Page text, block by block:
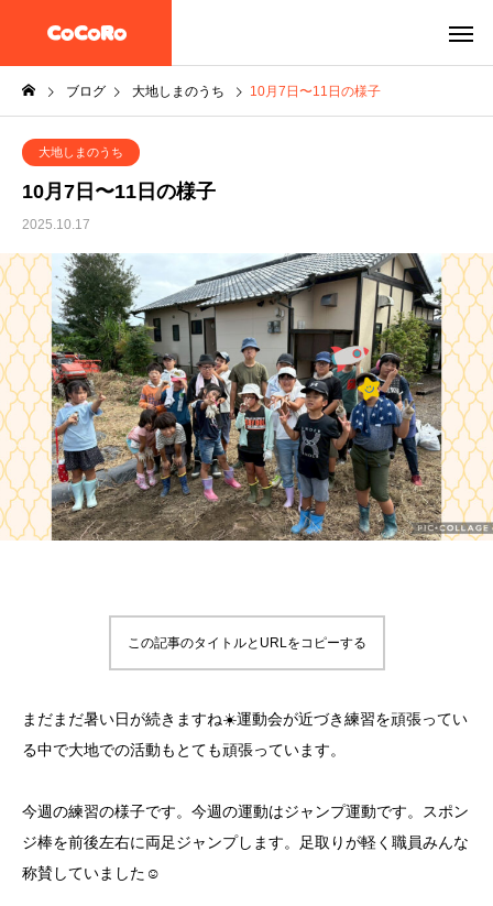
ブログ 大地しまのうち 10月7日〜11日の様子
大地しまのうち
10月7日〜11日の様子
2025.10.17
この記事のタイトルとURLをコピーする
まだまだ暑い日が続きますね☀️運動会が近づき練習を頑張ってい
る中で大地での活動もとても頑張っています。
今週の練習の様子です。今週の運動はジャンプ運動です。スポン
ジ棒を前後左右に両足ジャンプします。足取りが軽く職員みんな
称賛していました☺️